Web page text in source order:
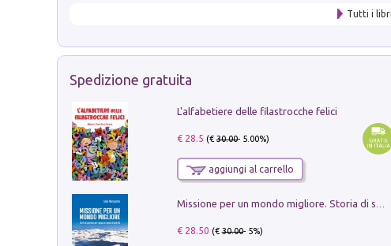
Tutti i libri
Spedizione gratuita
L'alfabetiere delle filastrocche felici
€ 28.5 (€30.00- 5.00%)
aggiungi al carrello
€ 28.50 (€30.00- 5%)